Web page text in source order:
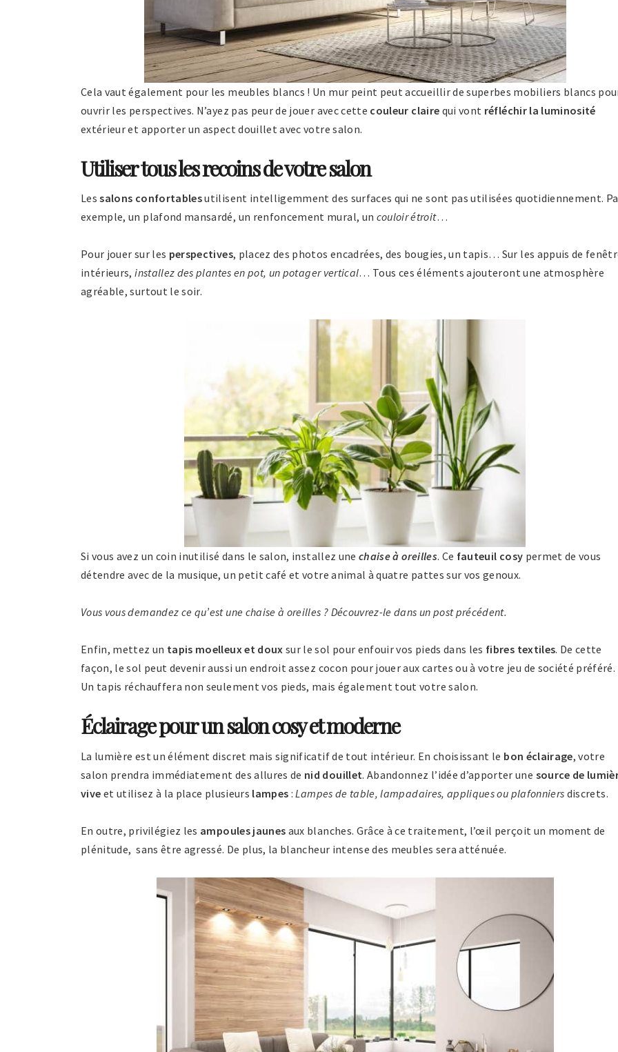
Cela vaut également pour les meubles blancs ! Un mur peint peut accueillir de superbes mobiliers blancs
ouvrir les perspectives. N’ayez pas peur de jouer avec cette couleur claire qui vont réfléchir la luminosité
extérieur et apporter un aspect douillet avec votre salon.
Utiliser tous les recoins de votre salon
Lessalons confortablesutilisent intelligemment des surfaces qui ne sont pas utilisées quotidiennement.
exemple, un plafond mansardé, un renfoncement mural, un couloir étroit…
Pour jouer sur les perspectives, placez des photos encadrées, des bougies, un tapis… Sur les appuis de
intérieurs, installez des plantes en pot, un potager vertical… Tous ces éléments ajouteront une atmosphère
agréable, surtout le soir.
Si vous avez un coin inutilisé dans le salon, installez une chaise à oreilles. Ce fauteuil cosy permet de vous
détendre avec de la musique, un petit café et votre animal à quatre pattes sur vos genoux.
Vous vous demandez ce qu’est une chaise à oreilles ? Découvrez-le dans un post précédent.
Enfin, mettez un tapis moelleux et doux sur le sol pour enfouir vos pieds dans les fibres textiles. De cette
façon, le sol peut devenir aussi un endroit assez cocon pour jouer aux cartes ou à votre jeu de société préféré.
Un tapis réchauffera non seulement vos pieds, mais également tout votre salon.
Éclairage pour un salon cosy et moderne
La lumière est un élément discret mais significatif de tout intérieur. En choisissant le bon éclairage, votre
salon prendra immédiatement des allures de nid douillet. Abandonnez l’idée d’apporter une source de
vive et utilisez à la place plusieurs lampes :Lampes de table, lampadaires, appliques ou plafonniers discrets.
En outre, privilégiez les ampoules jaunes aux blanches. Grâce à ce traitement, l’œil perçoit un moment de
plénitude, sans être agressé. De plus, la blancheur intense des meubles sera atténuée.